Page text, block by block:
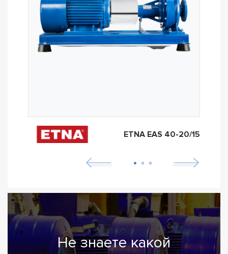
ETNA EAS 40-20/15
Не знаете какой